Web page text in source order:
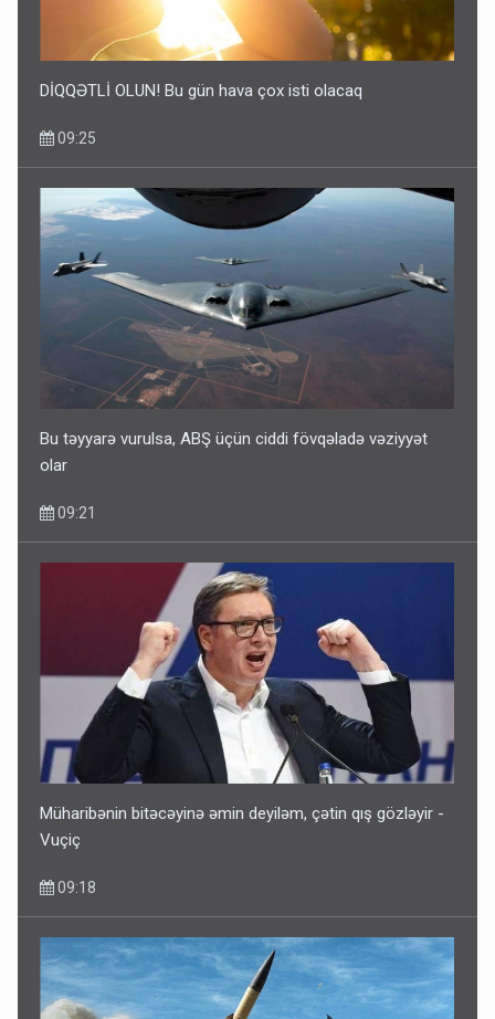
DİQQƏTLİ OLUN! Bu gün hava çox isti olacaq
09:25
Bu təyyarə vurulsa, ABŞ üçün ciddi fövqəladə vəziyyət
olar
09:21
Müharibənin bitəcəyinə əmin deyiləm, çətin qış gözləyir -
Vuçiç
09:18